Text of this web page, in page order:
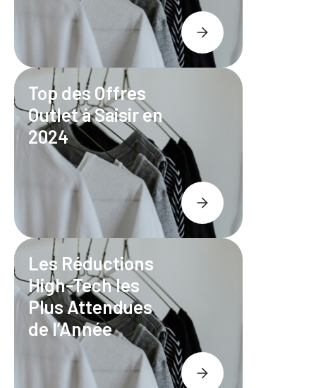
Top des Offres
Outlet à Saisir en
2024
Les Réductions
High-Tech les
Plus Attendues
de l’Année